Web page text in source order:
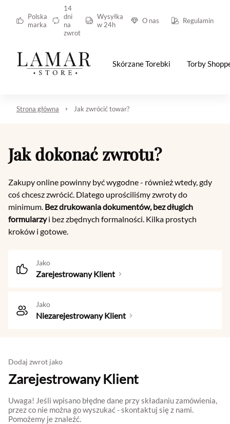
Polska
marka
14
dni
na
zwrot
Wysyłka
w 24h
O nas Regulamin
Skórzane Torebki Torby
Strona główna Jak zwrócić towar?
Jak dokonać zwrotu?
Zakupy online powinny być wygodne - również wtedy, gdy
coś chcesz zwrócić. Dlatego uprościliśmy zwroty do
minimum. Bez drukowania dokumentów, bez długich
formularzyi bez zbędnych formalności. Kilka prostych
kroków i gotowe.
Jako
Zarejestrowany Klient
Jako
Niezarejestrowany Klient
Dodaj zwrot jako
Zarejestrowany Klient
Uwaga! Jeśli wpisano błędne dane przy składaniu zamówienia,
przez co nie można go wyszukać - skontaktuj się z nami.
Pomożemy je znaleźć.